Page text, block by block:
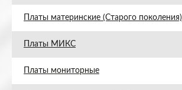
Платы материнские (Старого поколения)
Платы МИКС
Платы мониторные